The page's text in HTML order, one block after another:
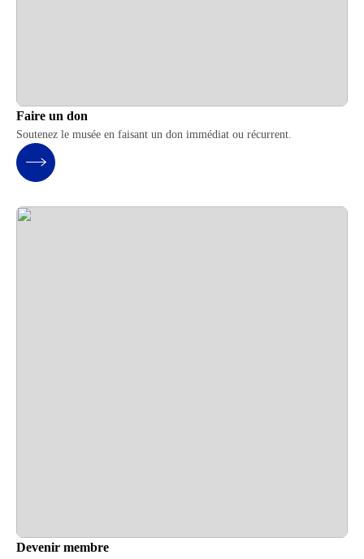
Faire un don
Soutenez le musée en faisant un don immédiat ou récurrent.
Devenir membre